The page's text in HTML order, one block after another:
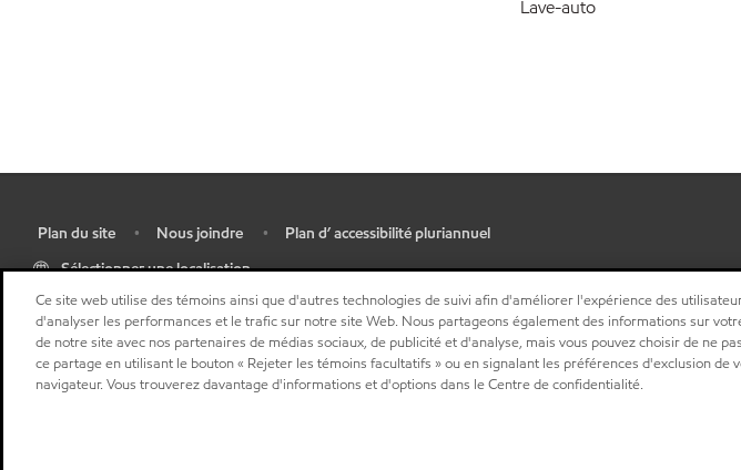
Lave-auto
Plan du site • Nous joindre •
Plan d’ accessibilité pluriannuel
Sélectionner une localisation
• Centre de confidentialité (Ne
Ce site web utilise des témoins ainsi que d'autres technologies de suivi afin d'améliorer l'expérience des
d'analyser les performances et le trafic sur notre site Web. Nous partageons également des informations sur
de notre site avec nos partenaires de médias sociaux, de publicité et d'analyse, mais vous pouvez choisir de ne
ce partage en utilisant le bouton « Rejeter les témoins facultatifs » ou en signalant les préférences d'exclusion de
navigateur. Vous trouverez davantage d'informations et d'options dans le Centre de confidentialité.